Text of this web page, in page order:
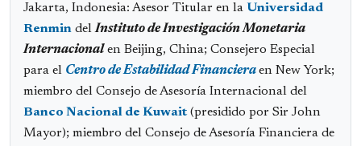
Jakarta, Indonesia: Asesor Titular en la Universidad
Renmin delInstituto de Investigación Monetaria
Internacionalen Beijing, China; Consejero Especial
para el Centro de Estabilidad Financieraen New York;
miembro del Consejo de Asesoría Internacional del
Banco Nacional de Kuwait(presidido por Sir John
Mayor); miembro del Consejo de Asesoría Financiera de